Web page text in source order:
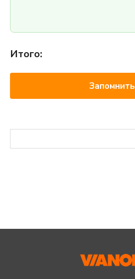
Итого:
Запомнить